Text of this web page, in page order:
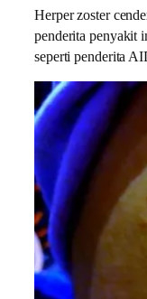
Herper zoster
penderita penyakit
seperti penderita